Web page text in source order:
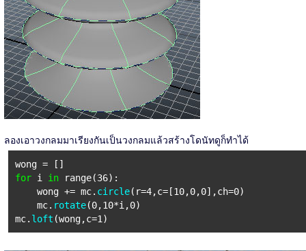
ลองเอาวงกลมมาเรียงกันเป็นวงกลมแล้วสร้างโดนัทดูก็ทำได้
wong = []
for i in range(36):
wong += mc. circle(r=4,c=[10,0,0],ch=0)
mc. rotate(0,10*i,0)
mc. loft (wong,c=1)